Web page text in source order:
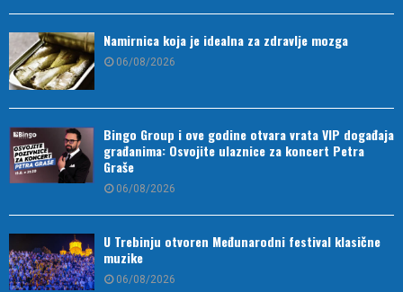
Namirnica koja je idealna za zdravlje mozga
06/08/2026
Bingo Group i ove godine otvara vrata VIP događaja
građanima: Osvojite ulaznice za koncert Petra
Graše
06/08/2026
U Trebinju otvoren Međunarodni festival klasične
muzike
06/08/2026